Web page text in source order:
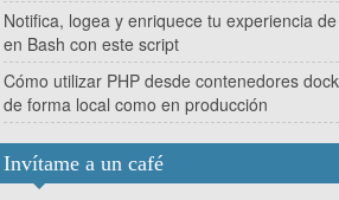
Notifica, logea y enriquece tu experiencia
en Bash con este script
Cómo utilizar PHP desde contenedores
de forma local como en producción
Invítame a un café